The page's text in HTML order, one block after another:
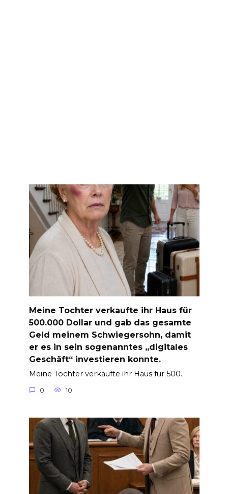
Meine Tochter verkaufte ihr Haus für
500.000 Dollar und gab das gesamte
Geld meinem Schwiegersohn, damit
er es in sein sogenanntes „digitales
Geschäft“ investieren konnte.
Meine Tochter verkaufte ihr Haus für 500.
0 10